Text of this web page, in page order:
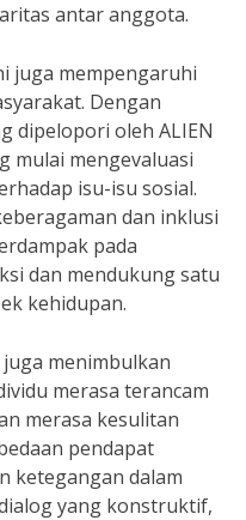
antar anggota.
juga mempengaruhi
Dengan
dipelopori oleh ALIEN
mulai mengevaluasi
isu-isu sosial.
dan inklusi
pada
dan mendukung satu
kehidupan.
menimbulkan
merasa terancam
merasa kesulitan
pendapat
ketegangan dalam
yang konstruktif,